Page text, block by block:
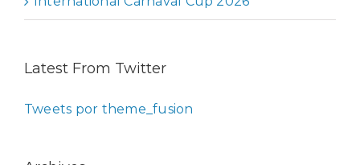
Latest From Twitter
Tweets por theme_fusion